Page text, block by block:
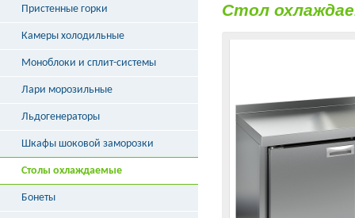
Стол
Витрины кондитерские
Витрины угловые
Витрины «рыба на льду»
Пристенные горки
Камеры холодильные
Моноблоки и сплит-системы
Лари морозильные
Льдогенераторы
Шкафы шоковой заморозки
Столы охлаждаемые
Бонеты